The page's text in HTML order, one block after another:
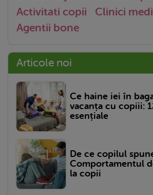
Activitati copii
Clinici
Agentii bone
Articole noi
Ce haine iei în
vacanța cu copiii:
esențiale
De ce copilul
Comportamentul
la copii